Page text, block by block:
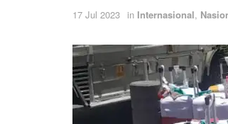
17 Jul 2023 in Internasional,